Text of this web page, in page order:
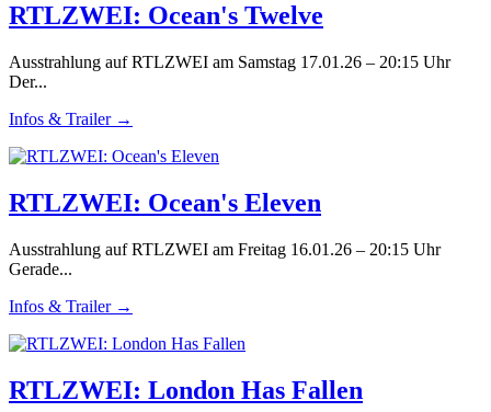
RTLZWEI: Ocean's Twelve
Ausstrahlung auf RTLZWEI am Samstag 17.01.26 – 20:15 Uhr
Der...
Infos & Trailer →
RTLZWEI: Ocean's Eleven
Ausstrahlung auf RTLZWEI am Freitag 16.01.26 – 20:15 Uhr
Gerade...
Infos & Trailer →
RTLZWEI: London Has Fallen